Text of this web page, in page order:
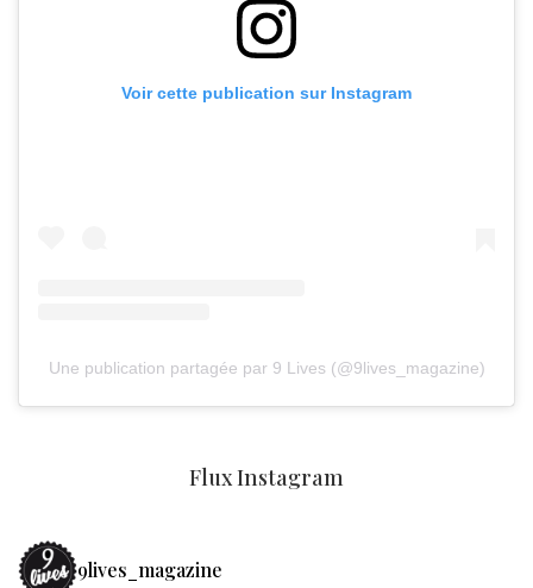
Voir cette publication sur Instagram
Une publication partagée par 9 Lives (@9lives_magazine)
Flux Instagram
9lives_magazine